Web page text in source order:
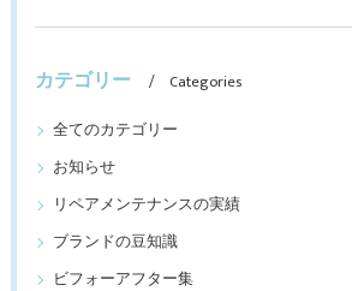
カテゴリー
Categories
全てのカテゴリー
お知らせ
リペアメンテナンスの実績
ブランドの豆知識
ビフォーアフター集